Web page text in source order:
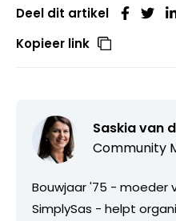
Deel dit artikel
Kopieer link
Saskia van
Community
Bouwjaar '75 - moeder
SimplySas - helpt